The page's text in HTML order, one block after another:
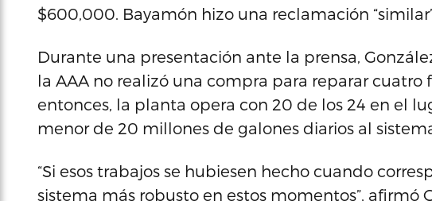
$600,000. Bayamón hizo una reclamación
Durante una presentación ante la prensa,
la AAA no realizó una compra para reparar cuatro
entonces, la planta opera con 20 de los 24 en el
menor de 20 millones de galones diarios al
“Si esos trabajos se hubiesen hecho cuando
sistema más robusto en estos momentos”, afirmó